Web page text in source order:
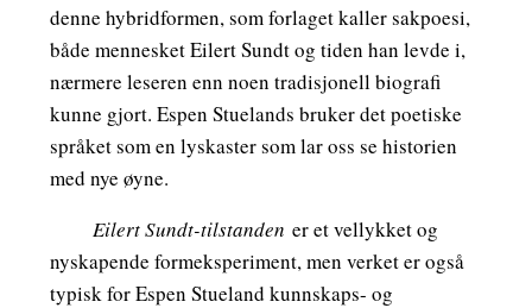
denne hybridformen, som forlaget kaller sakpoesi,
både mennesket Eilert Sundt og tiden han levde i,
nærmere leseren enn noen tradisjonell biografi
kunne gjort. Espen Stuelands bruker det poetiske
språket som en lyskaster som lar oss se historien
med nye øyne.
Eilert Sundt-tilstanden er et vellykket og
nyskapende formeksperiment, men verket er også
typisk for Espen Stueland kunnskaps- og